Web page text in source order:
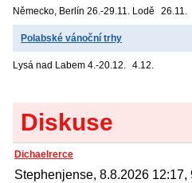
Německo, Berlín 26.-29.11. Lodě 26.11.
Polabské vánoční trhy
Lysá nad Labem 4.-20.12. 4.12.
Diskuse
Dichaelrerce
Stephenjense, 8.8.2026 12:17,